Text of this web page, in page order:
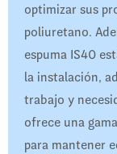
optimizar sus
poliuretano.
espuma IS40
la instalación,
trabajo y
ofrece una
para mantener